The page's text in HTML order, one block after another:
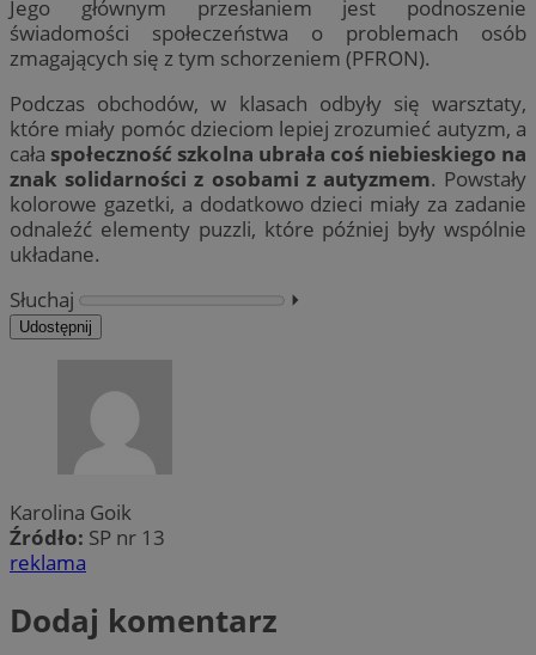
Jego głównym przesłaniem jest podnoszenie
świadomości społeczeństwa o problemach osób
zmagających się z tym schorzeniem (PFRON).
Podczas obchodów, w klasach odbyły się warsztaty,
które miały pomóc dzieciom lepiej zrozumieć autyzm, a
cała społeczność szkolna ubrała coś niebieskiego na
znak solidarności z osobami z autyzmem. Powstały
kolorowe gazetki, a dodatkowo dzieci miały za zadanie
odnaleźć elementy puzzli, które później były wspólnie
układane.
Słuchaj
⏵︎
Udostępnij
Karolina Goik
Źródło: SP nr 13
reklama
Dodaj komentarz